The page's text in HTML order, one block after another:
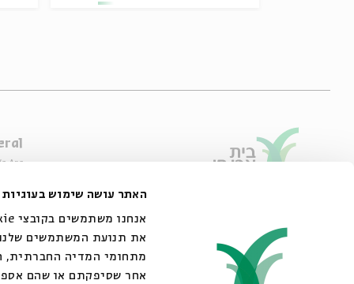
האתר עושה שימוש בעוגיות
את תנועת המשתמשים
מתחומי המדיה החברתית,
אחר שסיפקתם או שהם
Are
Usage & Privacy
info@bac.org.il
02-6215300